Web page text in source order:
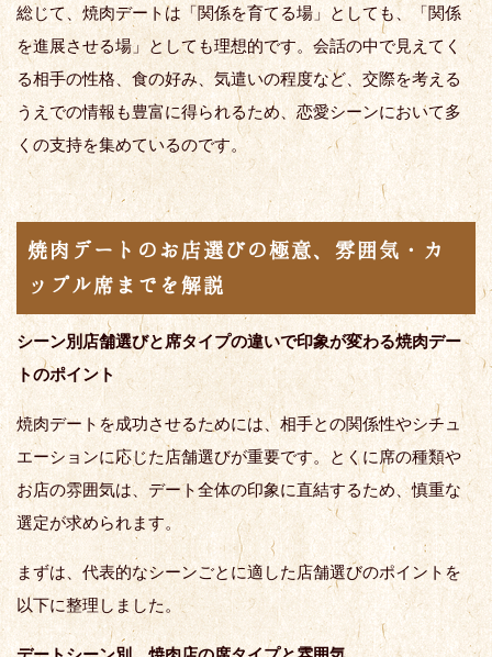
総じて、焼肉デートは「関係を育てる場」としても、「関係
を進展させる場」としても理想的です。会話の中で見えてく
る相手の性格、食の好み、気遣いの程度など、交際を考える
うえでの情報も豊富に得られるため、恋愛シーンにおいて多
くの支持を集めているのです。
焼肉デートのお店選びの極意、雰囲気・カ
ップル席までを解説
シーン別店舗選びと席タイプの違いで印象が変わる焼肉デー
トのポイント
焼肉デートを成功させるためには、相手との関係性やシチュ
エーションに応じた店舗選びが重要です。とくに席の種類や
お店の雰囲気は、デート全体の印象に直結するため、慎重な
選定が求められます。
まずは、代表的なシーンごとに適した店舗選びのポイントを
以下に整理しました。